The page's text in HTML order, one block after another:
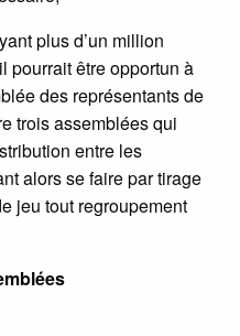
plus d’un million
pourrait être opportun à
des représentants de
trois assemblées qui
entre les
alors se faire par tirage
jeu tout regroupement